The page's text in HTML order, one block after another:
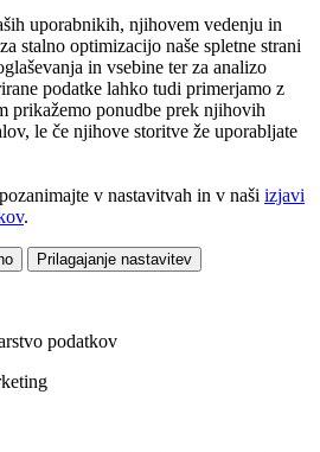
uporabnikih, njihovem vedenju in
stalno optimizacijo naše spletne strani
in vsebine ter za analizo
podatke lahko tudi primerjamo z
prikažemo ponudbe prek njihovih
le če njihove storitve že uporabljate
v nastavitvah in v naši izjavi
.
Prilagajanje nastavitev
podatkov